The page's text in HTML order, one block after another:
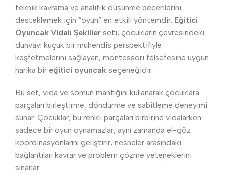
teknik kavrama ve analitik düşünme becerilerini
desteklemek için “oyun” en etkili yöntemdir. Eğitici
Oyuncak Vidalı Şekiller seti, çocukların çevresindeki
dünyayı küçük bir mühendis perspektifiyle
keşfetmelerini sağlayan, montessori felsefesine uygun
harika bir eğitici oyuncak seçeneğidir.
Bu set, vida ve somun mantığını kullanarak çocuklara
parçaları birleştirme, döndürme ve sabitleme deneyimi
sunar. Çocuklar, bu renkli parçaları birbirine vidalarken
sadece bir oyun oynamazlar; aynı zamanda el-göz
koordinasyonlarını geliştirir, nesneler arasındaki
bağlantıları kavrar ve problem çözme yeteneklerini
sınarlar.